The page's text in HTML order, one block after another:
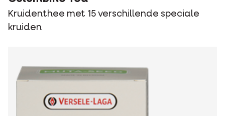
Kruidenthee met 15 verschillende speciale
kruiden